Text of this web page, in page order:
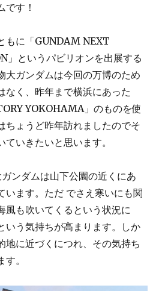
です！
もに「GUNDAM NEXT
」というパビリオンを出展する
大ガンダムは今回の万博のため
なく、昨年まで横浜にあった
YOKOHAMA」のものを使
ちょうど昨年訪れましたのでそ
いきたいと思います。
ンダムは山下公園の近くにあ
います。ただ でさえ寒いにも関
風も吹いてくるという状況に
いう気持ちが高まります。しか
地に近づくにつれ、その気持ち
。